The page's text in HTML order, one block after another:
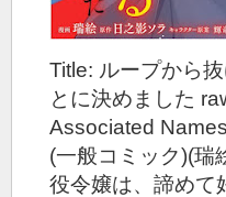
Title: ループから
とに決めました
Associated Names
(一般コミック)(瑞
役令嬢は、諦めて